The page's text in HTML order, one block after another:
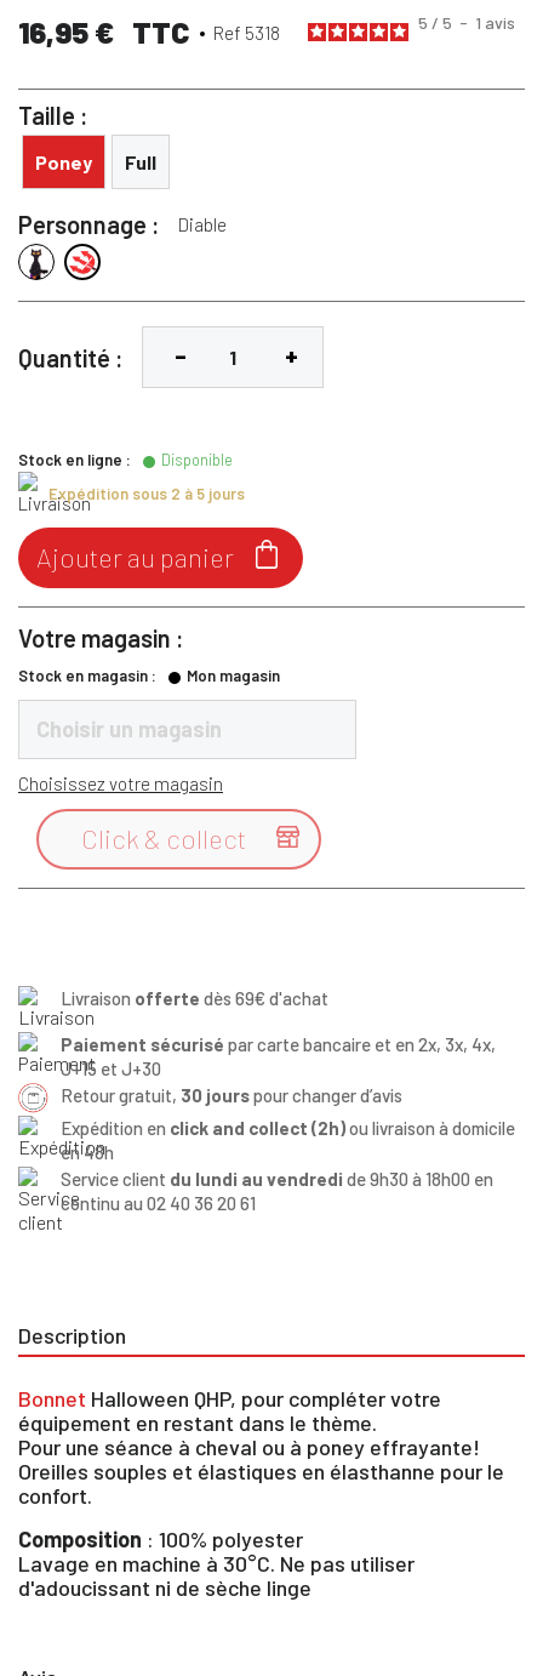
16,95 € TTC Ref 5318 5 / 5 - 1 avis
Taille :
Poney Full
Personnage : Diable
Cat Diable
Quantité :
Stock en ligne :
Disponible
Expédition sous 2 à 5 jours

Ajouter au panier
Votre magasin :
Stock en magasin : Mon magasin
Choisir un magasin
Choisissez votre magasin

Click & collect
Livraison offerte dès 69€ d'achat
Paiement sécurisé par carte bancaire et en 2x, 3x, 4x,
J+15 et J+30
Retour gratuit, 30 jourspour changer d’avis
Expédition en click and collect (2h)ou livraison à domicile
en 48h
Service client du lundi au vendredi de 9h30 à 18h00 en
continu au 02 40 36 20 61
Description
Bonnet Halloween QHP, pour compléter votre
équipement en restant dans le thème.
Pour une séance à cheval ou à poney effrayante!
Oreilles souples et élastiques en élasthanne pour le
confort.
Composition : 100% polyester
Lavage en machine à 30°C. Ne pas utiliser
d'adoucissant ni de sèche linge
×